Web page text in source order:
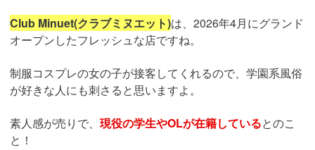
Club Minuet(クラブミヌエット)は、2026年4月にグランド
オープンしたフレッシュな店ですね。
制服コスプレの女の子が接客してくれるので、学園系風俗
が好きな人にも刺さると思いますよ。
素人感が売りで、 現役の学生やOLが在籍しているとのこ
と！